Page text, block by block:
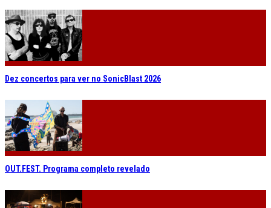
Dez concertos para ver no SonicBlast 2026
OUT.FEST. Programa completo revelado